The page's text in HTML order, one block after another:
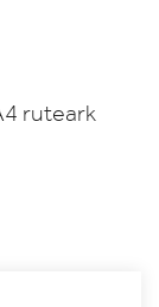
ruteark